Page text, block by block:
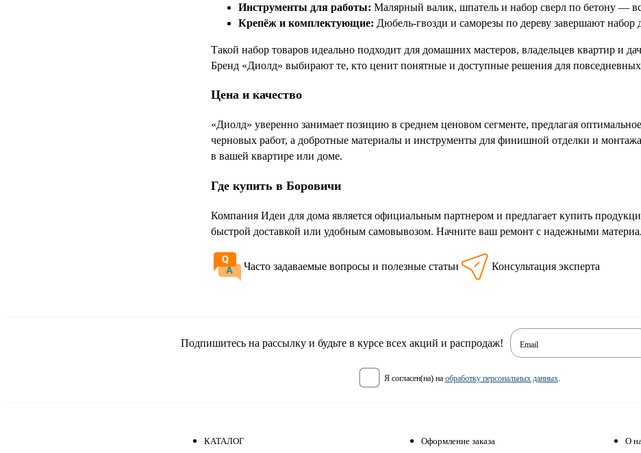
Инструменты для работы: Малярный валик, шпатель и набор сверл по бетону —
Крепёж и комплектующие: Дюбель-гвозди и саморезы по дереву завершают набор
Такой набор товаров идеально подходит для домашних мастеров, владельцев квартир и
Бренд «Диолд» выбирают те, кто ценит понятные и доступные решения для повседневных
Цена и качество
«Диолд» уверенно занимает позицию в среднем ценовом сегменте, предлагая
черновых работ, а добротные материалы и инструменты для финишной отделки и
в вашей квартире или доме.
Где купить в Боровичи
Компания Идеи для дома является официальным партнером и предлагает купить
быстрой доставкой или удобным самовывозом. Начните ваш ремонт с надежными
Часто задаваемые вопросы и полезные статьи Консультация эксперта
Подпишитесь на рассылку и будьте в курсе всех акций и распродаж! Email
я согласен(на) на обработку персональных данных.
КАТАЛОГ
Оформление заказа
О